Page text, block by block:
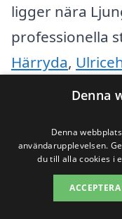
ligger nära
professionella
Härryda,
Borås
För att
tjänster kan
Denna
Denna
användarupplevelsen.
du till alla cookies i